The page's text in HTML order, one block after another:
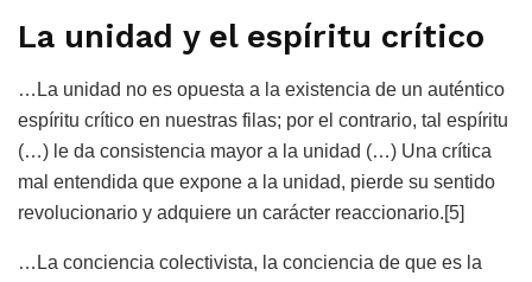
La unidad y el espíritu crítico
…La unidad no es opuesta a la existencia de un auténtico
espíritu crítico en nuestras filas; por el contrario, tal espíritu
(…) le da consistencia mayor a la unidad (…) Una crítica
mal entendida que expone a la unidad, pierde su sentido
revolucionario y adquiere un carácter reaccionario.[5]
…La conciencia colectivista, la conciencia de que es la